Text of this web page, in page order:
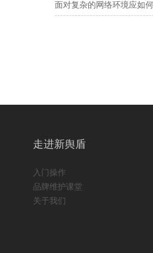
面对复杂的网络环境应如
走进新舆盾
入门操作
品牌维护课堂
关于我们